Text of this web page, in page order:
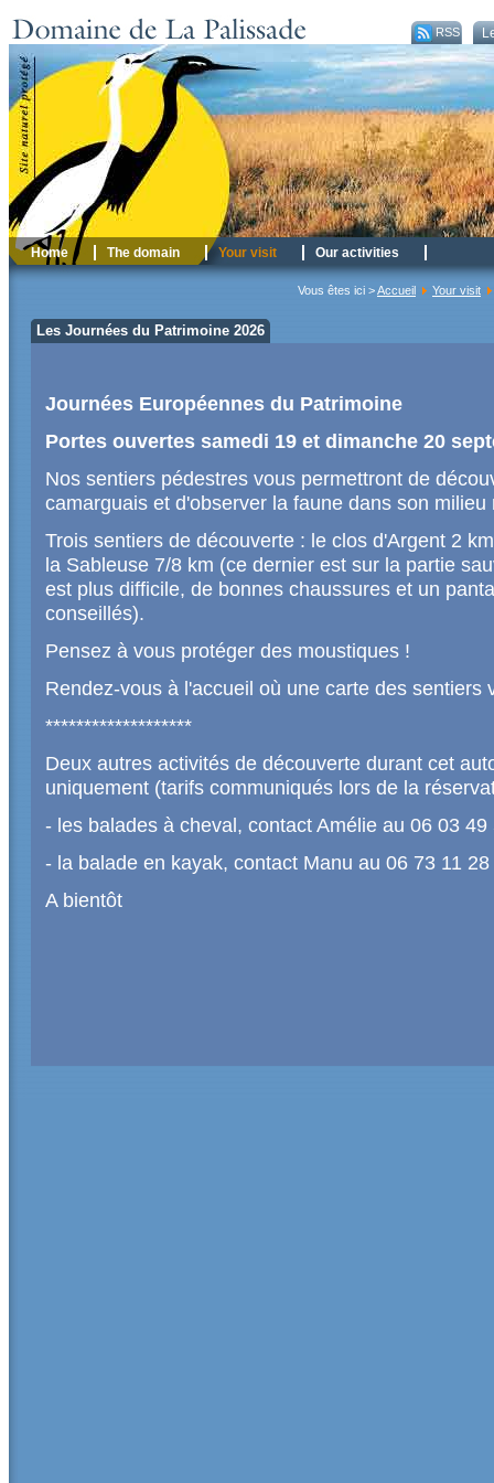
RSS
Home The domain Your visit Our activities
Vous êtes ici >Accueil Your visit
Les Journées du Patrimoine 2026
Journées Européennes du Patrimoine
Portes ouvertes samedi 19 et dimanche 20
Nos sentiers pédestres vous permettront de
camarguais et d'observer la faune dans son milieu
Trois sentiers de découverte : le clos d'Argent 2
la Sableuse 7/8 km (ce dernier est sur la partie
est plus difficile, de bonnes chaussures et un
conseillés).
Pensez à vous protéger des moustiques !
Rendez-vous à l'accueil où une carte des sentiers
*******************
Deux autres activités de découverte durant cet
uniquement (tarifs communiqués lors de la
- les balades à cheval, contact Amélie au 06 03 49
- la balade en kayak, contact Manu au 06 73 11 28
A bientôt